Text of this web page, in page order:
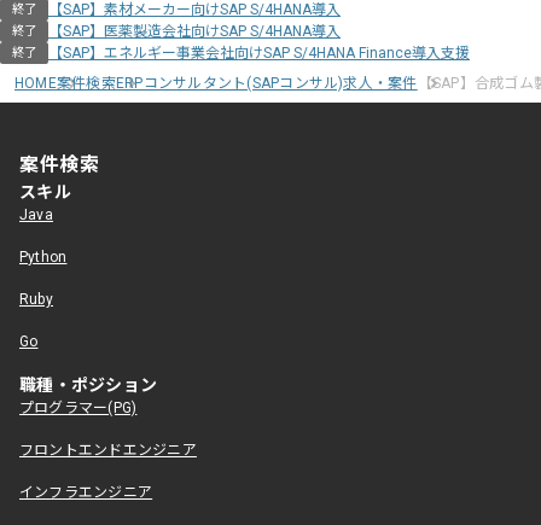
終了 【SAP】素材メーカー向けSAP S/4HANA導入
終了 【SAP】医薬製造会社向けSAP S/4HANA導入
終了
【SAP】エネルギー事業会社向けSAP S/4HANA Finance導入支援
HOME案件検索ERPコンサルタント(SAPコンサル)求人・案件 【SAP】合成ゴ
案件検索
スキル
Java
Python
Ruby
Go
職種・ポジション
プログラマー(PG)
フロントエンドエンジニア
インフラエンジニア